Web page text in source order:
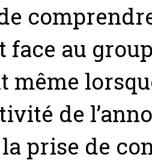
face au
de
prise de